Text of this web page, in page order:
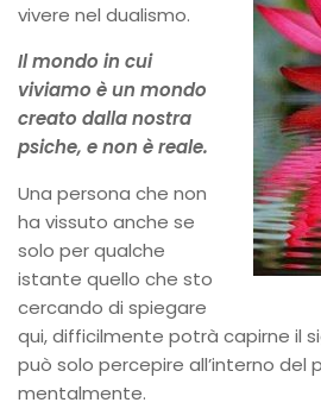
vivere nel dualismo.
Il mondo in cui
viviamo è un mondo
creato dalla nostra
psiche, e non è reale.
Una persona che non
ha vissuto anche se
solo per qualche
istante quello che sto
cercando di spiegare
qui, difficilmente potrà capirne il
può solo percepire all’interno del
mentalmente.